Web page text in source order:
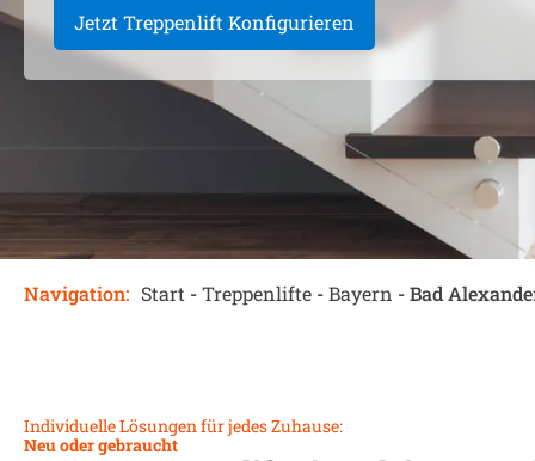
Jetzt Treppenlift Konfigurieren
Navigation: Start -Treppenlifte -Bayern -Bad
Individuelle Lösungen für jedes Zuhause:
Neu oder gebraucht